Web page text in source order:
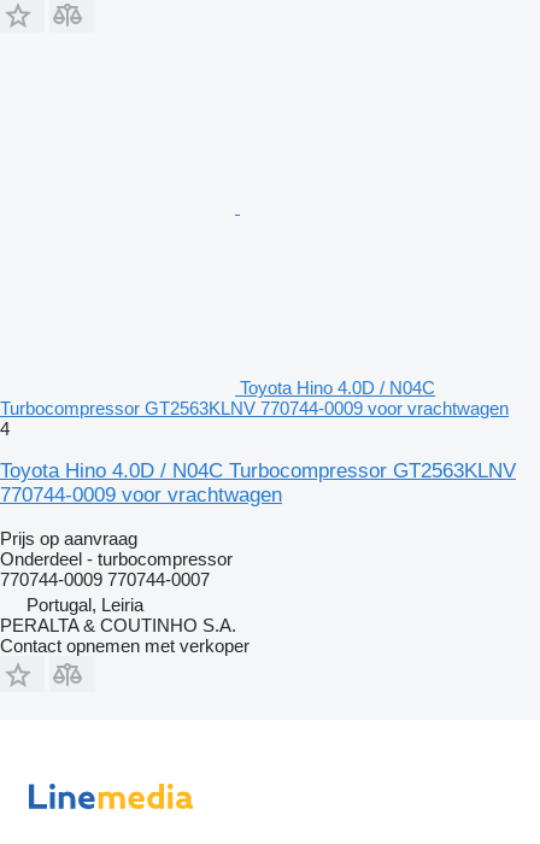
Toyota Hino 4.0D / N04C
Turbocompressor GT2563KLNV 770744-0009 voor vrachtwagen
4
Toyota Hino 4.0D / N04C Turbocompressor GT2563KLNV
770744-0009 voor vrachtwagen
Prijs op aanvraag
Onderdeel - turbocompressor
770744-0009 770744-0007
Portugal, Leiria
PERALTA & COUTINHO S.A.
Contact opnemen met verkoper